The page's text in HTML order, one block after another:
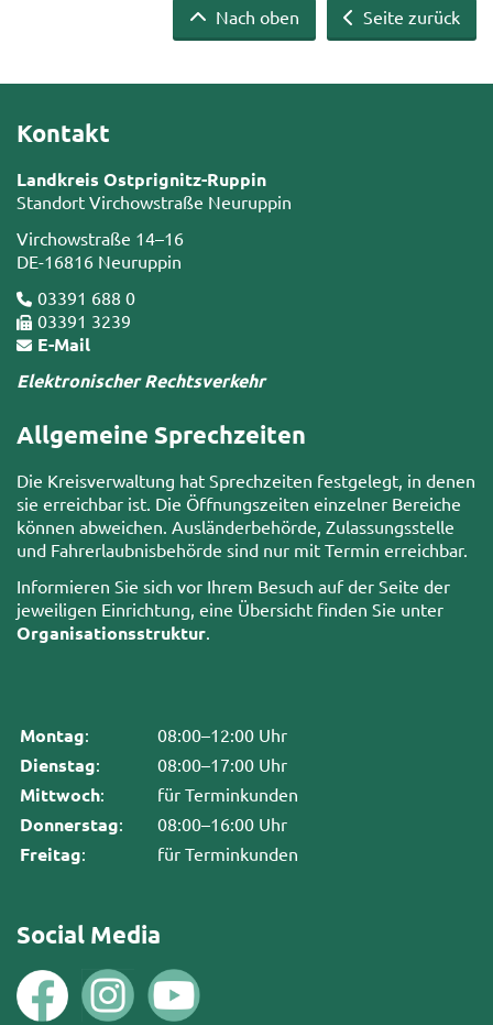
Seite zurück
Nach oben
Kontakt
Landkreis Ostprignitz-Ruppin
Standort Virchowstraße Neuruppin
Virchowstraße 14–16
DE-16816 Neuruppin
03391 688 0
03391 3239
E-Mail
Elektronischer Rechtsverkehr
Allgemeine Sprechzeiten
Die Kreisverwaltung hat Sprechzeiten festgelegt, in denen
sie erreichbar ist. Die Öffnungszeiten einzelner Bereiche
können abweichen. Ausländerbehörde, Zulassungsstelle
und Fahrerlaubnisbehörde sind nur mit Termin erreichbar.
Informieren Sie sich vor Ihrem Besuch auf der Seite der
jeweiligen Einrichtung, eine Übersicht finden Sie unter
Organisationsstruktur
Montag: 08:00–12:00 Uhr
Dienstag: 08:00–17:00 Uhr
Mittwoch: für Terminkunden
Donnerstag: 08:00–16:00 Uhr
Freitag: für Terminkunden
Social Media